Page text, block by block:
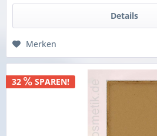
Details
Merken
32 SPAREN!